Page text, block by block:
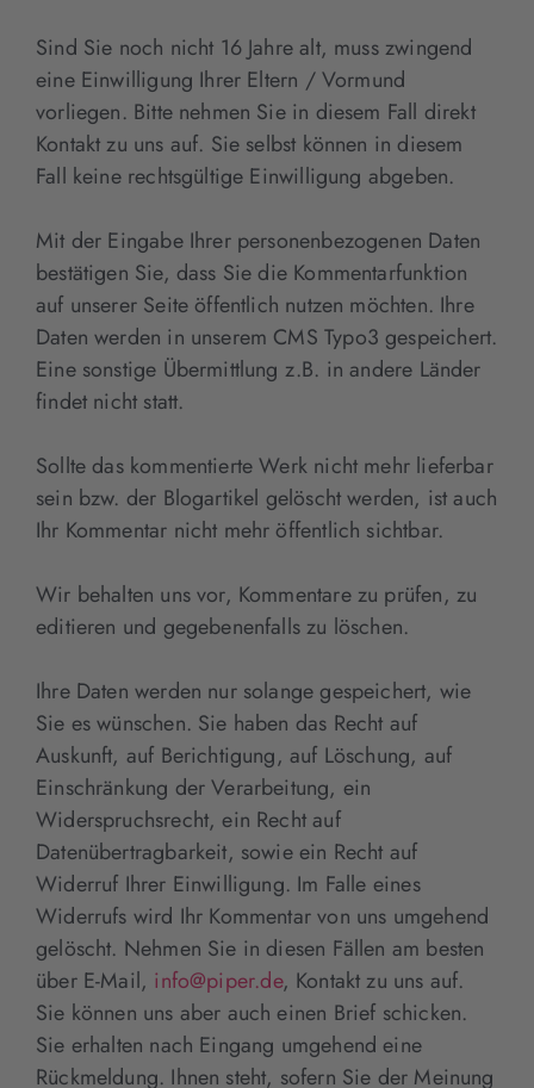
Sind Sie noch nicht 16 Jahre alt, muss zwingend
eine Einwilligung Ihrer Eltern / Vormund
vorliegen. Bitte nehmen Sie in diesem Fall direkt
Kontakt zu uns auf. Sie selbst können in diesem
Fall keine rechtsgültige Einwilligung abgeben.
Mit der Eingabe Ihrer personenbezogenen Daten
bestätigen Sie, dass Sie die Kommentarfunktion
auf unserer Seite öffentlich nutzen möchten. Ihre
Daten werden in unserem CMS Typo3 gespeichert.
Eine sonstige Übermittlung z.B. in andere Länder
findet nicht statt.
Sollte das kommentierte Werk nicht mehr lieferbar
sein bzw. der Blogartikel gelöscht werden, ist auch
Ihr Kommentar nicht mehr öffentlich sichtbar.
Wir behalten uns vor, Kommentare zu prüfen, zu
editieren und gegebenenfalls zu löschen.
Ihre Daten werden nur solange gespeichert, wie
Sie es wünschen. Sie haben das Recht auf
Auskunft, auf Berichtigung, auf Löschung, auf
Einschränkung der Verarbeitung, ein
Widerspruchsrecht, ein Recht auf
Datenübertragbarkeit, sowie ein Recht auf
Widerruf Ihrer Einwilligung. Im Falle eines
Widerrufs wird Ihr Kommentar von uns umgehend
gelöscht. Nehmen Sie in diesen Fällen am besten
über E-Mail, info@piper.de, Kontakt zu uns auf.
Sie können uns aber auch einen Brief schicken.
Sie erhalten nach Eingang umgehend eine
Rückmeldung. Ihnen steht, sofern Sie der Meinung